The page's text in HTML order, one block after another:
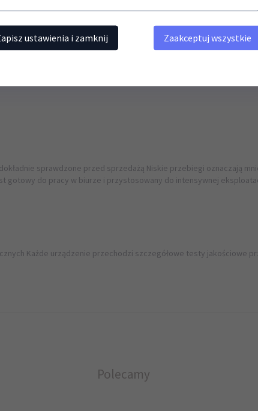
sprawdzone przed sprzedażą Niskie przebiegi oznaczają
gotowy do pracy w biurze i przystosowany do intensywnej
Każde urządzenie przechodzi szczegółowe testy jakościowe
Polecamy
ustawienia i zamknij Zaakceptuj wszystkie